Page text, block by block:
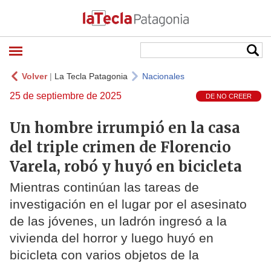
Volver| La Tecla Patagonia Nacionales
25 de septiembre de 2025 DE NO CREER
Un hombre irrumpió en la casa
del triple crimen de Florencio
Varela, robó y huyó en bicicleta
Mientras continúan las tareas de
investigación en el lugar por el asesinato
de las jóvenes, un ladrón ingresó a la
vivienda del horror y luego huyó en
bicicleta con varios objetos de la